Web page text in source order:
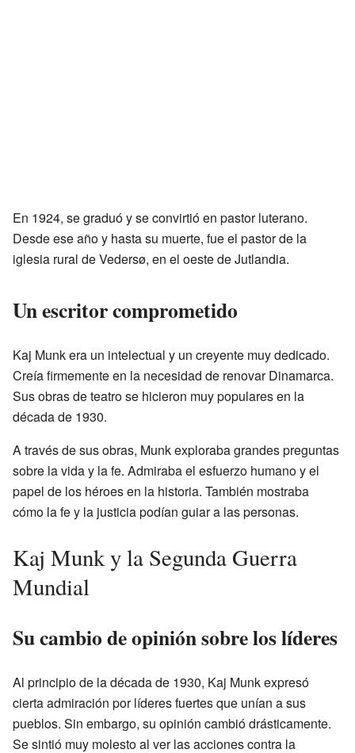
En 1924, se graduó y se convirtió en pastor luterano.
Desde ese año y hasta su muerte, fue el pastor de la
iglesia rural de Vedersø, en el oeste de Jutlandia.
Un escritor comprometido
Kaj Munk era un intelectual y un creyente muy dedicado.
Creía firmemente en la necesidad de renovar Dinamarca.
Sus obras de teatro se hicieron muy populares en la
década de 1930.
A través de sus obras, Munk exploraba grandes preguntas
sobre la vida y la fe. Admiraba el esfuerzo humano y el
papel de los héroes en la historia. También mostraba
cómo la fe y la justicia podían guiar a las personas.
Kaj Munk y la Segunda Guerra
Mundial
Su cambio de opinión sobre los líderes
Al principio de la década de 1930, Kaj Munk expresó
cierta admiración por líderes fuertes que unían a sus
pueblos. Sin embargo, su opinión cambió drásticamente.
Se sintió muy molesto al ver las acciones contra la